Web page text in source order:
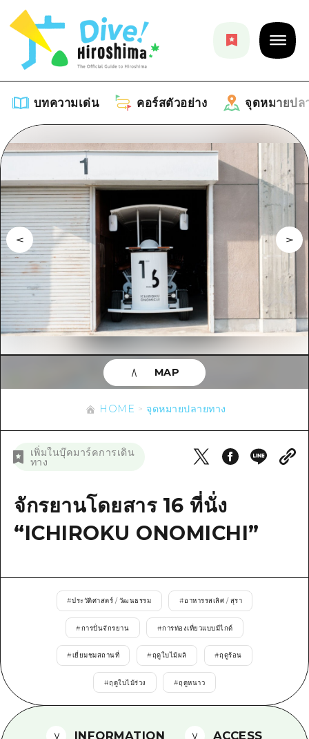
บทความเด่น คอร์สตัวอย่าง จุดหมายปล
บทความเด่น
รายการ
คำแนะนำ
ศิลปะ
งานอีเว้นท์ / เทศกาล
อาหารรสเลิศ / สุรา
การปั่นจักรยาน
ช้อปปิ้ง
กีฬา
สถานบันเทิงยามค่ำคืน
มาตรฐาน
ประวัติศาสตร์ / วัฒนธรรม
ธรรมชาติ
คอร์สตัวอย่าง
รายการ
คู่มือ Dive! Hiroshima
ฮิโรชิม่า โมชิ โมชิ ทราเวล
บริเวณรอบเมืองฮิโรชิม่า
อากิ
บิงโก
บริเวณรอบๆ มิยาจิมะ
จุดหมายปลายทาง
รายการ
บริเวณรอบเมืองฮิโรชิม่า
อากิ
บิงโก
บิโฮคุ
เกโฮคุ
จังหวัดเอฮิเมะ
อีเว้นท์
ข้อมูลตามฤดูกาล
ข้อมูลที่เป็นประโยชน์
รายการ
เข้าถึงเข้าถึง
สรุปการจราจรรอง
ตั๋วเที่ยวคุ้มค่าตั๋วเที่ยวคุ้มค่า
บริการรับฝากและจัดส่งสัมภาระ
TRAVELPAL International
ไกด์อาสาสมัครไ
วิดีโอฮิโรชิม่า
คำถามที่พบบ่อย
ข่าว
HOME จุดหมายปลายทาง
เพิ่มในบุ๊คมาร์คการเดิน
ทาง
จักรยานโดยสาร 16 ที่นั่ง
“ICHIROKU ONOMICHI”
#ประวัติศาสตร์ / วัฒนธรรม #อาหารรสเลิศ / สุรา
#การปั่นจักรยาน #การท่องเที่ยวแบบมีไกด์
#เยี่ยมชมสถานที่ #ฤดูใบไม้ผลิ #ฤดูร้อน
#ฤดูใบไม้ร่วง #ฤดูหนาว
MAP
INFORMATION ACCESS